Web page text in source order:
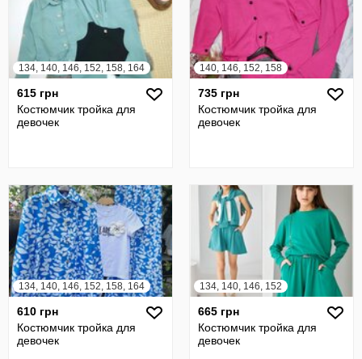
134, 140, 146, 152, 158, 164
615 грн
Костюмчик тройка для
девочек
140, 146, 152, 158
735 грн
Костюмчик тройка для
девочек
134, 140, 146, 152, 158, 164
610 грн
Костюмчик тройка для
девочек
134, 140, 146, 152
665 грн
Костюмчик тройка для
девочек